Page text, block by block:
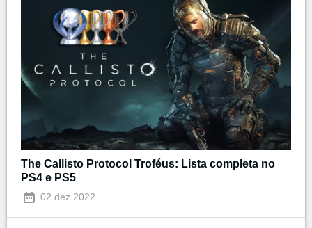
The Callisto Protocol Troféus: Lista completa no
PS4 e PS5
02 dez 2022